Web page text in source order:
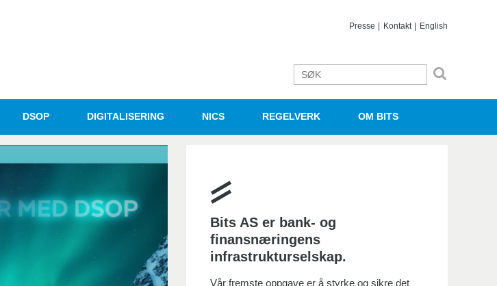
Presse Kontakt English
DSOP DIGITALISERING NICS REGELVERK OM BITS
Bits AS er bank- og
finansnæringens
infrastrukturselskap.
Vår fremste oppgave er å styrke og sikre det